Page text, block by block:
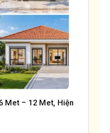
Met – 12 Met, Hiện